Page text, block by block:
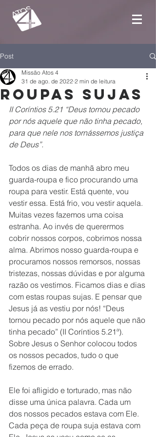
Post
Roupas Sujas
Missão Atos 4
31 de ago. de 2022 2 min de leitura
II Coríntios 5.21 “Deus tornou pecado
por nós aquele que não tinha pecado,
para que nele nos tornássemos justiça
de Deus”.
Todos os dias de manhã abro meu
guarda-roupa e fico procurando uma
roupa para vestir. Está quente, vou
vestir essa. Está frio, vou vestir aquela.
Muitas vezes fazemos uma coisa
estranha. Ao invés de querermos
cobrir nossos corpos, cobrimos nossa
alma. Abrimos nosso guarda-roupa e
procuramos nossos remorsos, nossas
tristezas, nossas dúvidas e por alguma
razão os vestimos. Ficamos dias e dias
com estas roupas sujas. E pensar que
Jesus já as vestiu por nós! “Deus
tornou pecado por nós aquele que não
tinha pecado” (II Coríntios 5.21ª).
Sobre Jesus o Senhor colocou todos
os nossos pecados, tudo o que
fizemos de errado.
Ele foi afligido e torturado, mas não
disse uma única palavra. Cada um
dos nossos pecados estava com Ele.
Cada peça de roupa suja estava com